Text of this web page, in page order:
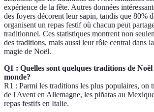
expérience de la fête. Autres données
des foyers décorent leur sapin, tandis que 80%
organisent un repas festif où chacun peut
traditionnel. Ces statistiques montrent non
des traditions, mais aussi leur rôle central dans
magie de Noël.
Q1 : Quelles sont quelques traditions de
monde?
R1 : Parmi les traditions les plus populaires, on
de l'Avent en Allemagne, les piñatas au
repas festifs en Italie.